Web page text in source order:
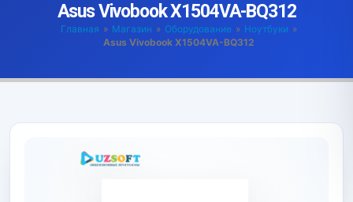
Asus Vivobook X1504VA-BQ312
Главная » Магазин » Оборудование » Ноутбуки »
Asus Vivobook X1504VA-BQ312